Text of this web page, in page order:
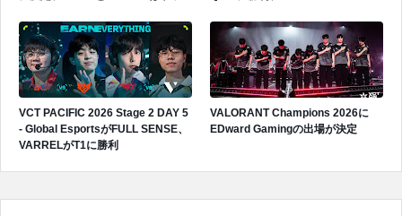
VCT PACIFIC 2026 Stage 2 DAY 5
- Global EsportsがFULL SENSE、
VARRELがT1に勝利
VALORANT Champions 2026に
EDward Gamingの出場が決定